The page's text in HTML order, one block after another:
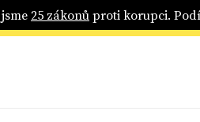
25 zákonůproti korupci.